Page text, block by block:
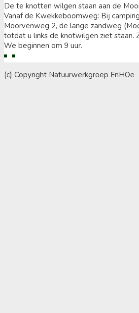
De te knotten wilgen staan aan de
Vanaf de Kwekkeboomweg: Bij
Moorvenweg 2, de lange zandweg
totdat u links de knotwilgen ziet staan.
We beginnen om 9 uur.
(c) Copyright Natuurwerkgroep EnHOe